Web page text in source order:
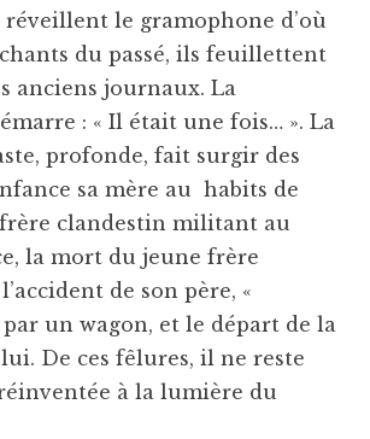
réveillent le gramophone d’où
du passé, ils feuillettent
anciens journaux. La
: « Il était une fois… ». La
profonde, fait surgir des
sa mère au habits de
clandestin militant au
la mort du jeune frère
de son père, «
un wagon, et le départ de la
De ces fêlures, il ne reste
à la lumière du